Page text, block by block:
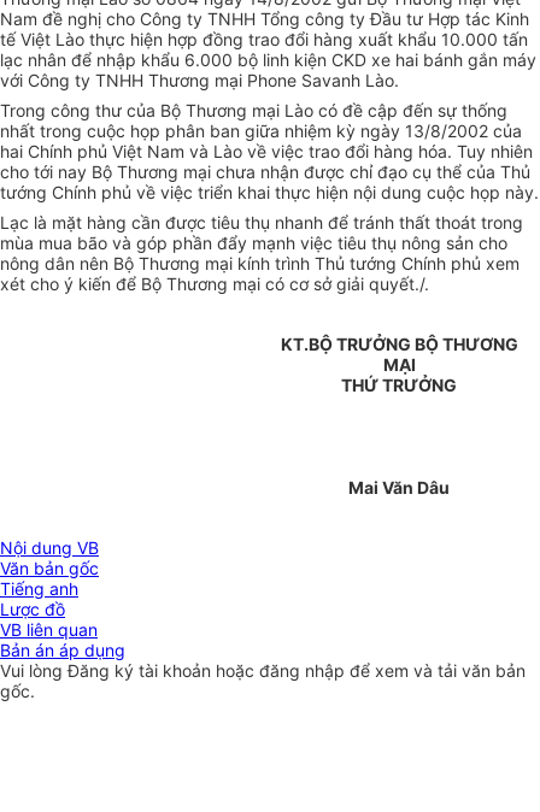
Nam đề nghị cho Công ty TNHH Tổng công ty Đầu tư Hợp tác Kinh
tế Việt Lào thực hiện hợp đồng trao đổi hàng xuất khẩu 10.000 tấn
lạc nhân để nhập khẩu 6.000 bộ linh kiện CKD xe hai bánh gắn máy
với Công ty TNHH Thương mại Phone Savanh Lào.
Trong công thư của Bộ Thương mại Lào có đề cập đến sự thống
nhất trong cuộc họp phân ban giữa nhiệm kỳ ngày 13/8/2002 của
hai Chính phủ Việt Nam và Lào về việc trao đổi hàng hóa. Tuy nhiên
cho tới nay Bộ Thương mại chưa nhận được chỉ đạo cụ thể của Thủ
tướng Chính phủ về việc triển khai thực hiện nội dung cuộc họp này.
Lạc là mặt hàng cần được tiêu thụ nhanh để tránh thất thoát trong
mùa mua bão và góp phần đẩy mạnh việc tiêu thụ nông sản cho
nông dân nên Bộ Thương mại kính trình Thủ tướng Chính phủ xem
xét cho ý kiến để Bộ Thương mại có cơ sở giải quyết./.
KT.BỘ TRƯỞNG BỘ THƯƠNG
MẠI
THỨ TRƯỞNG
Mai Văn Dâu
Nội dung VB
Văn bản gốc
Tiếng anh
Lược đồ
VB liên quan
Bản án áp dụng
Vui lòngĐăng ký tài khoản hoặc đăng nhập để xem và tải văn bản
gốc.